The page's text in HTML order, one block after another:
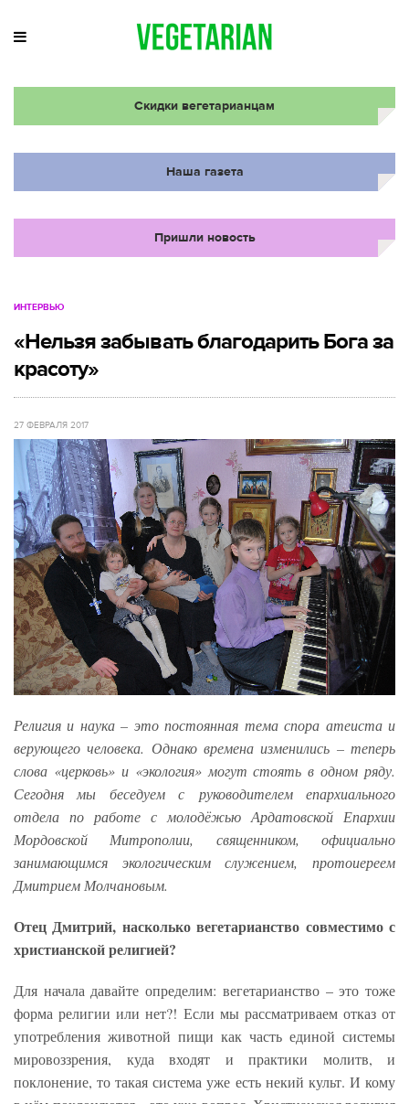
Скидки вегетарианцам
Наша газета
Пришли новость
ИНТЕРВЬЮ
«Нельзя забывать благодарить Бога за
красоту»
27 ФЕВРАЛЯ 2017
Религия и наука – это постоянная тема спора атеиста и
верующего человека. Однако времена изменились – теперь
слова «церковь» и «экология» могут стоять в одном ряду.
Сегодня мы беседуем с руководителем епархиального
отдела по работе с молодёжью Ардатовской Епархии
Мордовской Митрополии, священником, официально
занимающимся экологическим служением, протоиереем
Дмитрием Молчановым.
Отец Дмитрий, насколько вегетарианство совместимо с
христианской религией?
Для начала давайте определим: вегетарианство – это тоже
форма религии или нет?! Если мы рассматриваем отказ от
употребления животной пищи как часть единой системы
мировоззрения, куда входят и практики молитв, и
поклонение, то такая система уже есть некий культ. И кому